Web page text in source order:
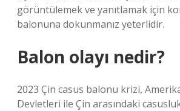
görüntülemek ve yanıtlamak için
balonuna dokunmanız yeterlidir.
Balon olayı nedir?
2023 Çin casus balonu krizi,
Devletleri ile Çin arasındaki